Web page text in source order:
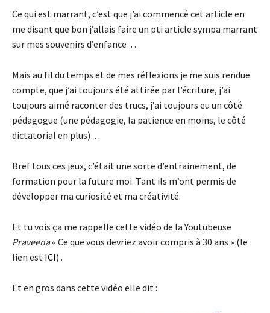
Ce qui est marrant, c’est que j’ai commencé cet article en
me disant que bon j’allais faire un pti article sympa marrant
sur mes souvenirs d’enfance…
Mais au fil du temps et de mes réflexions je me suis rendue
compte, que j’ai toujours été attirée par l’écriture, j’ai
toujours aimé raconter des trucs, j’ai toujours eu un côté
pédagogue (une pédagogie, la patience en moins, le côté
dictatorial en plus)…
Bref tous ces jeux, c’était une sorte d’entrainement, de
formation pour la future moi. Tant ils m’ont permis de
développer ma curiosité et ma créativité.
Et tu vois ça me rappelle cette vidéo de la Youtubeuse
Praveena« Ce que vous devriez avoir compris à 30 ans » (le
lien est ICI) .
Et en gros dans cette vidéo elle dit :